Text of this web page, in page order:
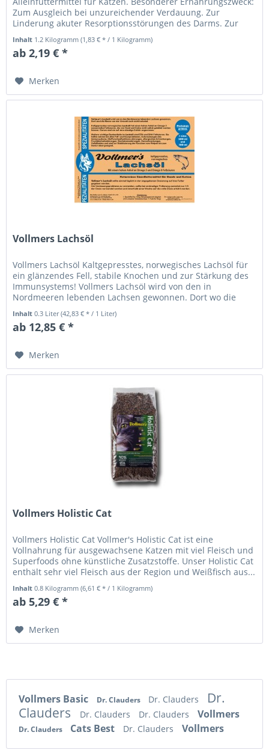
Zum Ausgleich bei unzureichender Verdauung. Zur
Linderung akuter Resorptionsstörungen des Darms. Zur
Inhalt 1.2 Kilogramm(1,83 € * / 1 Kilogramm)
ab 2,19 € *
Merken
Vollmers Lachsöl
Vollmers Lachsöl Kaltgepresstes, norwegisches Lachsöl für
ein glänzendes Fell, stabile Knochen und zur Stärkung des
Immunsystems! Vollmers Lachsöl wird von den in
Nordmeeren lebenden Lachsen gewonnen. Dort wo die
Inhalt0.3 Liter(42,83 € * / 1 Liter)
ab 12,85 € *
Merken
Vollmers Holistic Cat
Vollmers Holistic Cat Vollmer's Holistic Cat ist eine
Vollnahrung für ausgewachsene Katzen mit viel Fleisch und
Superfoods ohne künstliche Zusatzstoffe. Unser Holistic Cat
enthält sehr viel Fleisch aus der Region und Weißfisch aus...
Inhalt0.8 Kilogramm(6,61 € * / 1 Kilogramm)
ab 5,29 € *
Merken
Vollmers Basic Dr. Clauders Dr. Clauders
Dr.
Clauders
Dr. Clauders Dr. Clauders Vollmers
Dr. Clauders Cats Best Dr. Clauders Vollmers